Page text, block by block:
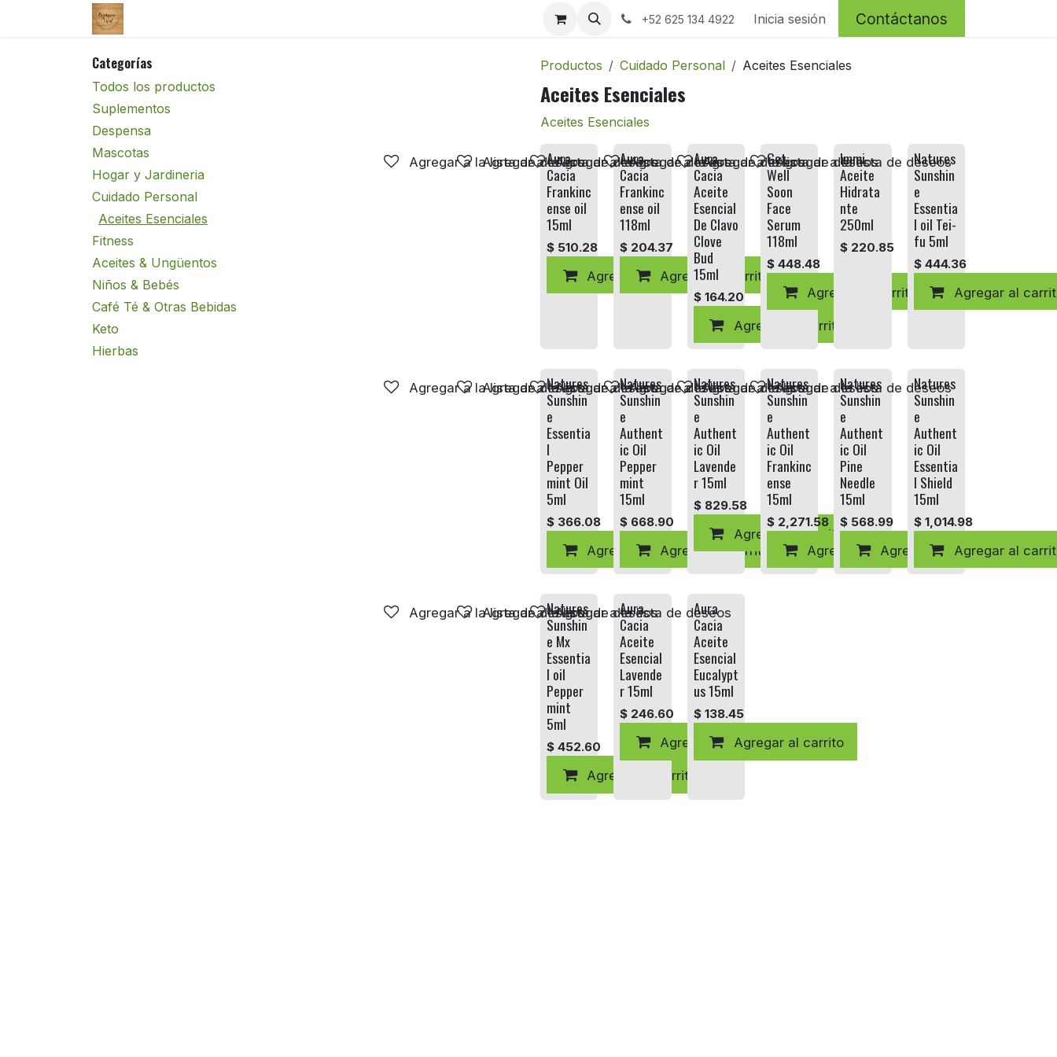
Ir al contenido +52 625 134 4922 Inicia sesión Contáctanos
Categorías
Todos los productos
Suplementos
Despensa
Mascotas
Hogar y Jardineria
Cuidado Personal
Aceites Esenciales
Fitness
Aceites & Ungüentos
Niños & Bebés
Café Té & Otras Bebidas
Keto
Hierbas
Productos Cuidado Personal Aceites Esenciales
Aceites Esenciales
Aceites Esenciales
Aura
Cacia
Frankinc
ense oil
15ml
$ 510.28
Agregar al carrito
Agregar a la lista de deseos
Aura
Cacia
Frankinc
ense oil
118ml
$ 204.37
Agregar al carrito
Agregar a la lista de deseos
Aura
Cacia
Aceite
Esencial
De Clavo
Clove
Bud
15ml
$ 164.20
Agregar al carrito
Agregar a la lista de deseos
Get
Well
Soon
Face
Serum
118ml
$ 448.48
Agregar al carrito
Agregar a la lista de deseos
Immi
Aceite
Hidrata
nte
250ml
$ 220.85
Agregar a la lista de deseos
Natures
Sunshin
e
Essentia
l oil Tei-
fu 5ml
$ 444.36
Agregar al
Agregar a la lista de deseos
Natures
Sunshin
e
Essentia
l
Pepper
mint Oil
5ml
$ 366.08
Agregar al carrito
Agregar a la lista de deseos
Natures
Sunshin
e
Authent
ic Oil
Pepper
mint
15ml
$ 668.90
Agregar al carrito
Agregar a la lista de deseos
Natures
Sunshin
e
Authent
ic Oil
Lavende
r 15ml
$ 829.58
Agregar al carrito
Agregar a la lista de deseos
Natures
Sunshin
e
Authent
ic Oil
Frankinc
ense
15ml
$ 2,271.58
Agregar al carrito
Agregar a la lista de deseos
Natures
Sunshin
e
Authent
ic Oil
Pine
Needle
15ml
$ 568.99
Agregar al carrito
Agregar a la lista de deseos
Natures
Sunshin
e
Authent
ic Oil
Essentia
l Shield
15ml
$ 1,014.98
Agregar al
Agregar a la lista de deseos
Natures
Sunshin
e Mx
Essentia
l oil
Pepper
mint
5ml
$ 452.60
Agregar al carrito
Agregar a la lista de deseos
Aura
Cacia
Aceite
Esencial
Lavende
r 15ml
$ 246.60
Agregar al carrito
Agregar a la lista de deseos
Aura
Cacia
Aceite
Esencial
Eucalypt
us 15ml
$ 138.45
Agregar al carrito
Agregar a la lista de deseos